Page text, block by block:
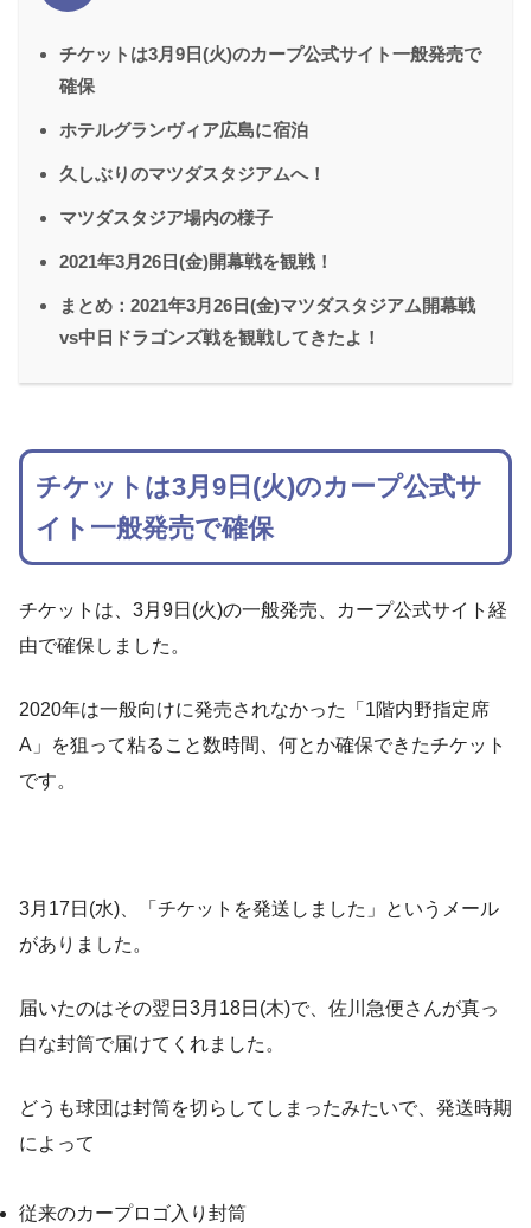
チケットは3月9日(火)のカープ公式サイト一般発売で
確保
ホテルグランヴィア広島に宿泊
久しぶりのマツダスタジアムへ！
マツダスタジア場内の様子
2021年3月26日(金)開幕戦を観戦！
まとめ：2021年3月26日(金)マツダスタジアム開幕戦
vs中日ドラゴンズ戦を観戦してきたよ！
チケットは3月9日(火)のカープ公式サ
イト一般発売で確保
チケットは、3月9日(火)の一般発売、カープ公式サイト経
由で確保しました。
2020年は一般向けに発売されなかった「1階内野指定席
A」を狙って粘ること数時間、何とか確保できたチケット
です。
3月17日(水)、「チケットを発送しました」というメール
がありました。
届いたのはその翌日3月18日(木)で、佐川急便さんが真っ
白な封筒で届けてくれました。
どうも球団は封筒を切らしてしまったみたいで、発送時期
によって
従来のカープロゴ入り封筒